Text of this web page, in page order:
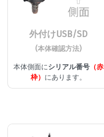
外付けUSB/SD
(本体確認方法)
本体側面にシリアル番号（赤
枠） にあります。